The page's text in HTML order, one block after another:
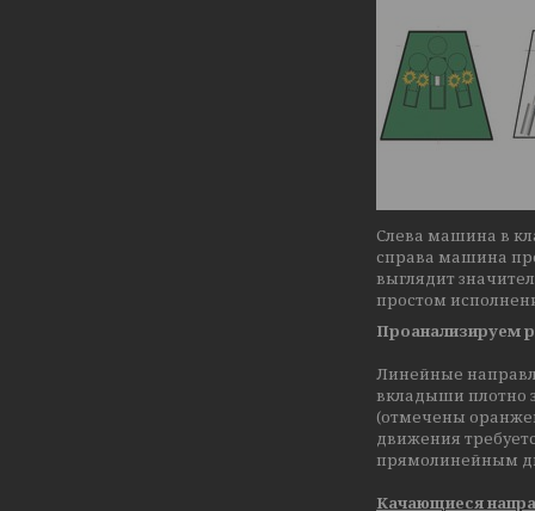
Слева машина в
справа машина
выглядит
простом
Проанализируем
Линейные
вкладыши плотно
(отмечены
движения
прямолинейным
Качающиеся